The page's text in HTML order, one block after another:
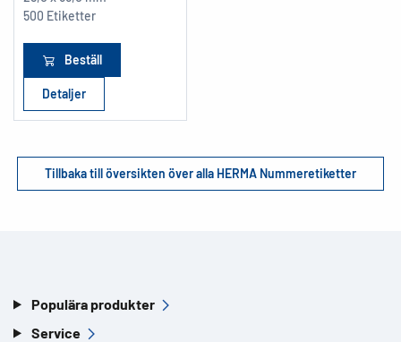
500 Etiketter
Beställ
Detaljer
Tillbaka till översikten över alla HERMA Nummeretiketter
Populära produkter
Service